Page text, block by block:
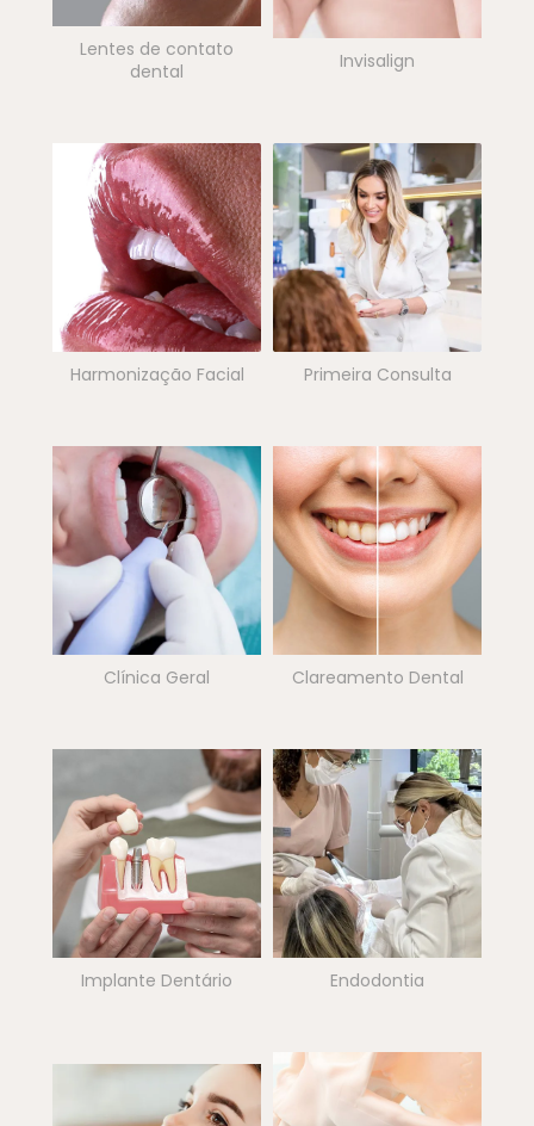
Lentes de contato
dental
Invisalign
Harmonização Facial Primeira Consulta
Clínica Geral Clareamento Dental
Implante Dentário Endodontia